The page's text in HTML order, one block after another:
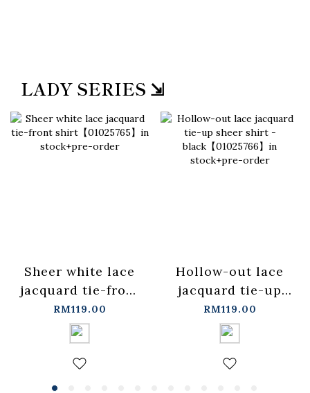
LADY SERIES ⇲
Sheer white lace
jacquard tie-front
shirt【01025765】
in stock+pre-order
RM119.00
Hollow-out lace
jacquard tie-up
sheer shirt -
black【01025766】
in stock+pre-order
RM119.00